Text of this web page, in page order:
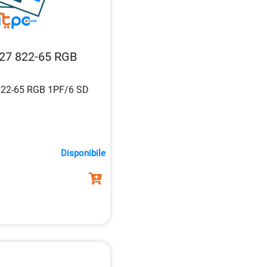
822-65 RGB
65 RGB 1PF/6 SD
Disponibile